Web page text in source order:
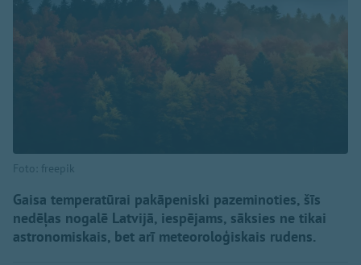
Foto: freepik
Gaisa temperatūrai pakāpeniski pazeminoties, šīs
nedēļas nogalē Latvijā, iespējams, sāksies ne tikai
astronomiskais, bet arī meteoroloģiskais rudens.